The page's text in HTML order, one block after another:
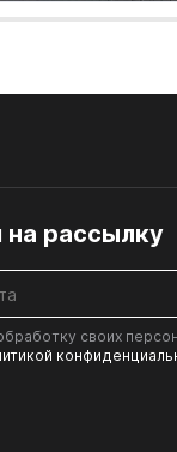
на рассылку
своих